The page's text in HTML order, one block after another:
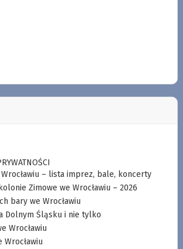
– lista imprez, bale, koncerty
Zimowe we Wrocławiu – 2026
bary we Wrocławiu
Dolnym Śląsku i nie tylko
Wrocławiu
Wrocławiu